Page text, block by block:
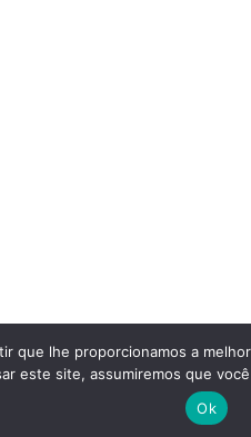
que lhe proporcionamos a
este site, assumiremos que
Ok